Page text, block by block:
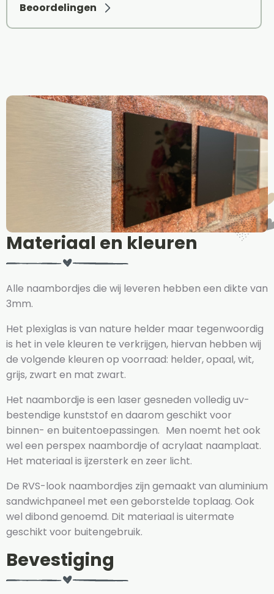
Beoordelingen
Materiaal en kleuren
Alle naambordjes die wij leveren hebben een dikte van
3mm.
Het plexiglas is van nature helder maar tegenwoordig
is het in vele kleuren te verkrijgen, hiervan hebben wij
de volgende kleuren op voorraad: helder, opaal, wit,
grijs, zwart en mat zwart.
Het naambordje is een laser gesneden volledig uv-
bestendige kunststof en daarom geschikt voor
binnen- en buitentoepassingen. Men noemt het ook
wel een perspex naambordje of acrylaat naamplaat.
Het materiaal is ijzersterk en zeer licht.
De RVS-look naambordjes zijn gemaakt van aluminium
sandwichpaneel met een geborstelde toplaag. Ook
wel dibond genoemd. Dit materiaal is uitermate
geschikt voor buitengebruik.
Bevestiging